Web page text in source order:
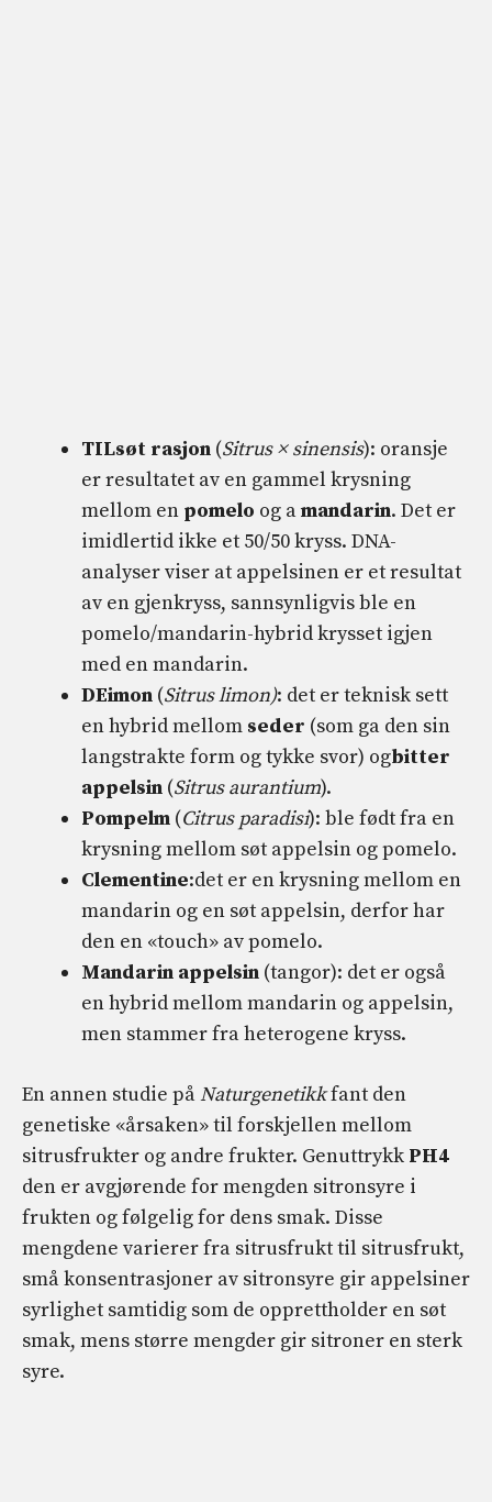
TILsøt rasjon (Sitrus × sinensis): oransje
er resultatet av en gammel krysning
mellom en pomelo og amandarin. Det er
imidlertid ikke et 50/50 kryss. DNA-
analyser viser at appelsinen er et resultat
av en gjenkryss, sannsynligvis ble en
pomelo/mandarin-hybrid krysset igjen
med en mandarin.
DEimon (Sitrus limon): det er teknisk sett
en hybrid mellom seder (som ga den sin
langstrakte form og tykke svor) ogbitter
appelsin (Sitrus aurantium).
Pompelm (Citrus paradisi): ble født fra en
krysning mellom søt appelsin og pomelo.
Clementine:det er en krysning mellom en
mandarin og en søt appelsin, derfor har
den en «touch» av pomelo.
Mandarin appelsin (tangor): det er også
en hybrid mellom mandarin og appelsin,
men stammer fra heterogene kryss.
En annen studie påNaturgenetikkfant den
genetiske «årsaken» til forskjellen mellom
sitrusfrukter og andre frukter. Genuttrykk PH4
den er avgjørende for mengden sitronsyre i
frukten og følgelig for dens smak. Disse
mengdene varierer fra sitrusfrukt til sitrusfrukt,
små konsentrasjoner av sitronsyre gir appelsiner
syrlighet samtidig som de opprettholder en søt
smak, mens større mengder gir sitroner en sterk
syre.